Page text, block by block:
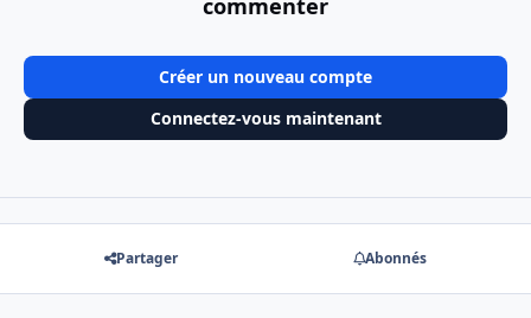
commenter
Créer un nouveau compte
Connectez-vous maintenant
Partager Abonnés